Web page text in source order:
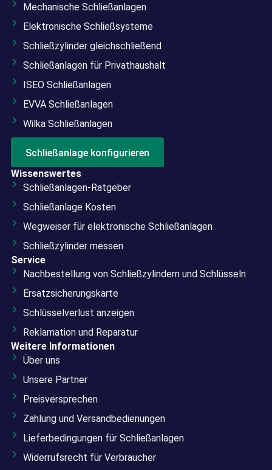
Mechanische Schließanlagen
Elektronische Schließsysteme
Schließzylinder gleichschließend
Schließanlagen für Privathaushalt
ISEO Schließanlagen
EVVA Schließanlagen
Wilka Schließanlagen
Schließanlage konfigurieren
Wissenswertes
Schließanlagen-Ratgeber
Schließanlage Kosten
Wegweiser für elektronische Schließanlagen
Schließzylinder messen
Service
Nachbestellung von Schließzylindern und Schlüsseln
Ersatzsicherungskarte
Schlüsselverlust anzeigen
Reklamation und Reparatur
Weitere Informationen
Über uns
Unsere Partner
Preisversprechen
Zahlung und Versandbedienungen
Lieferbedingungen für Schließanlagen
Widerrufsrecht für Verbraucher